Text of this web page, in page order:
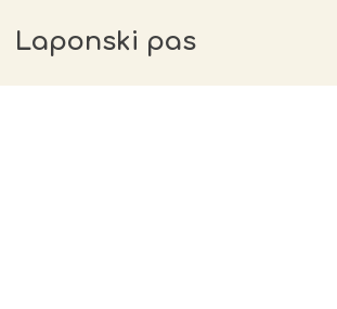
Laponski pas